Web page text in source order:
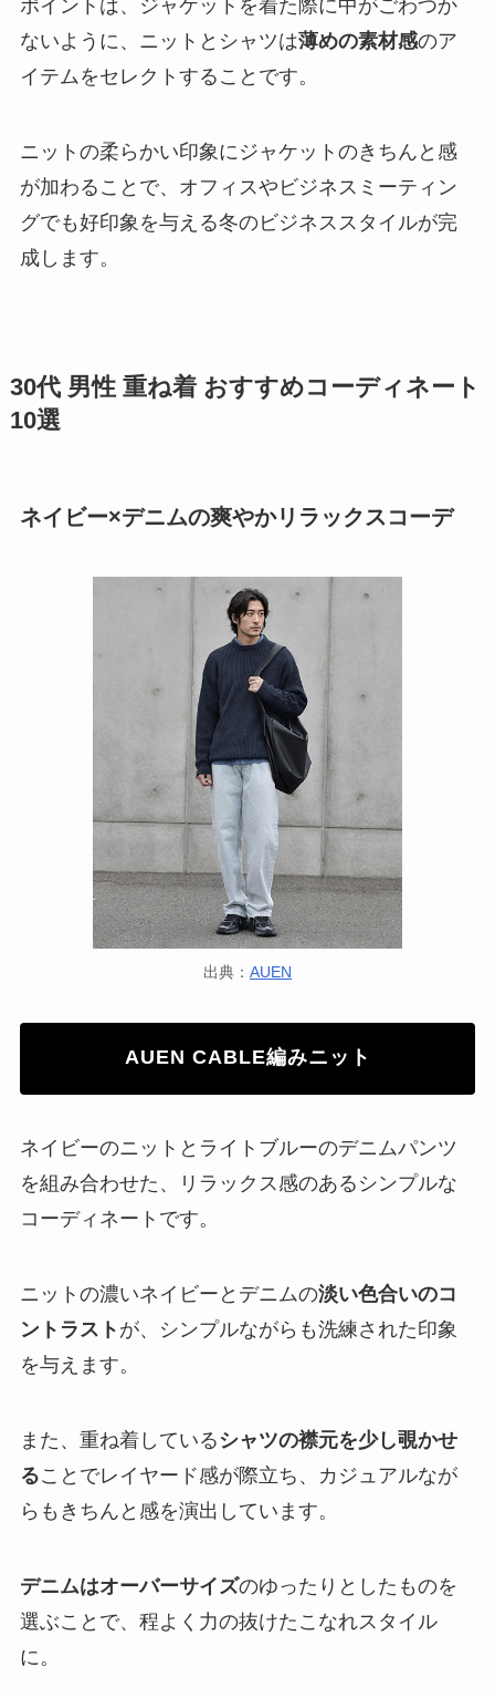
ポイントは、ジャケットを着た際に中がごわつか
ないように、ニットとシャツは薄めの素材感のア
イテムをセレクトすることです。
ニットの柔らかい印象にジャケットのきちんと感
が加わることで、オフィスやビジネスミーティン
グでも好印象を与える冬のビジネススタイルが完
成します。
30代 男性 重ね着 おすすめコーディネート
10選
ネイビー×デニムの爽やかリラックスコーデ
出典： AUEN
AUEN CABLE編みニット
ネイビーのニットとライトブルーのデニムパンツ
を組み合わせた、リラックス感のあるシンプルな
コーディネートです。
ニットの濃いネイビーとデニムの淡い色合いのコ
ントラスト が、シンプルながらも洗練された印象
を与えます。
また、重ね着している シャツの襟元を少し覗かせ
ることでレイヤード感が際立ち、カジュアルなが
らもきちんと感を演出しています。
デニムはオーバーサイズのゆったりとしたものを
選ぶことで、程よく力の抜けたこなれスタイル
に。